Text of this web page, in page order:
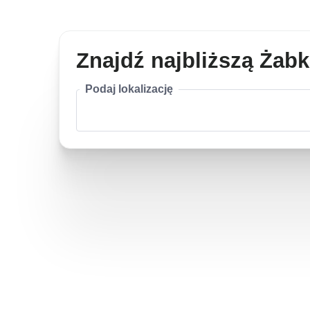
Znajdź najbliższą
Podaj lokalizację